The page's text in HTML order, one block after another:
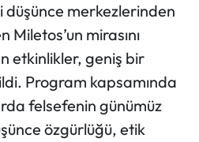
düşünce merkezlerinden
mirasını
etkinlikler, geniş bir
Program kapsamında
felsefenin günümüz
özgürlüğü, etik